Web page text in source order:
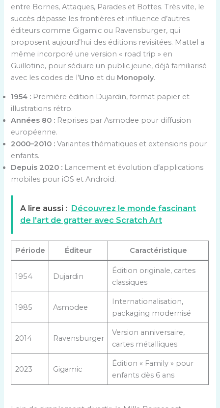
entre Bornes, Attaques, Parades et Bottes. Très vite, le
succès dépasse les frontières et influence d’autres
éditeurs comme Gigamic ou Ravensburger, qui
proposent aujourd’hui des éditions revisitées. Mattel a
même incorporé une version « road trip » en
Guillotine, pour séduire un public jeune, déjà familiarisé
avec les codes de l’Uno et du Monopoly.
1954 : Première édition Dujardin, format papier et
illustrations rétro.
Années 80 : Reprises par Asmodee pour diffusion
européenne.
2000–2010 : Variantes thématiques et extensions pour
enfants.
Depuis 2020 : Lancement et évolution d’applications
mobiles pour iOS et Android.
A lire aussi : Découvrez le monde fascinant
de l'art de gratter avec Scratch Art
Période Éditeur Caractéristique
1954 Dujardin
Édition originale, cartes
classiques
1985 Asmodee
Internationalisation,
packaging modernisé
2014 Ravensburger
Version anniversaire,
cartes métalliques
2023 Gigamic
Édition « Family » pour
enfants dès 6 ans